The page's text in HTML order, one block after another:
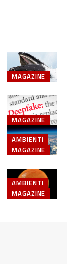
MAGAZINE
MAGAZINE
AMBIENTI
MAGAZINE
AMBIENTI
MAGAZINE